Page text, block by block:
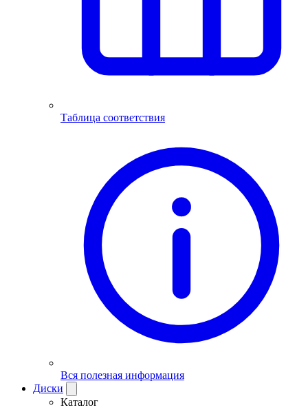
Таблица соответствия
Вся полезная информация
Диски
Каталог